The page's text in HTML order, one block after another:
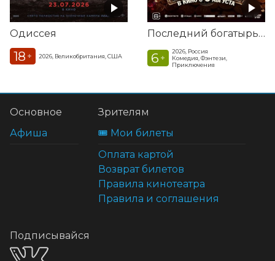
Одиссея
18 + 2026, Великобритания, США
Последний богатырь. Колобок
6 +
2026, Россия
Комедия, Фэнтези,
Приключения
Основное
Афиша
Зрителям
🎟️ Мои билеты
Оплата картой
Возврат билетов
Правила кинотеатра
Правила и соглашения
Подписывайся